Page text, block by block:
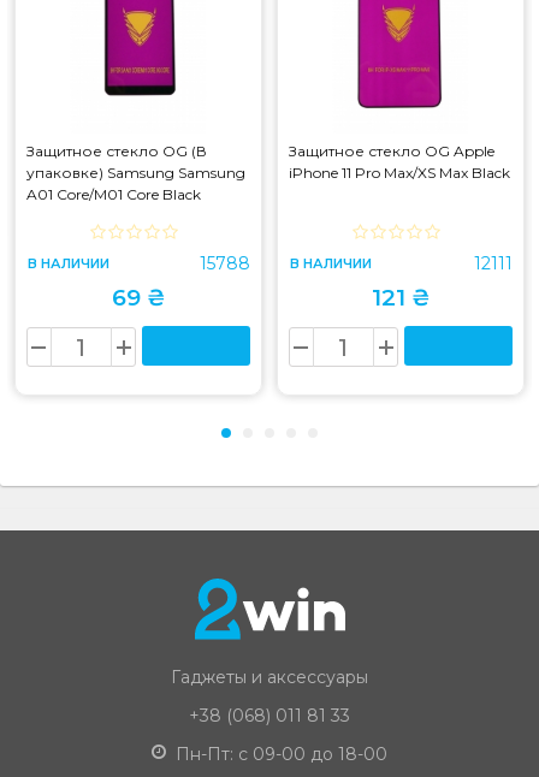
Защитное стекло OG (В
упаковке) Samsung Samsung
A01 Core/M01 Core Black
В НАЛИЧИИ 15788
69 ₴
Защитное стекло OG Apple
iPhone 11 Pro Max/XS Max Black
В НАЛИЧИИ 12111
121 ₴
Гаджеты и аксессуары
+38 (068) 011 81 33
Пн-Пт: с 09-00 до 18-00